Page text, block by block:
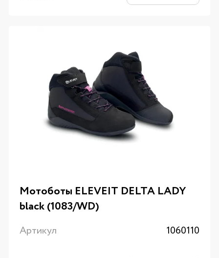
Мотоботы ELEVEIT DELTA LADY
black (1083/WD)
Артикул 1060110